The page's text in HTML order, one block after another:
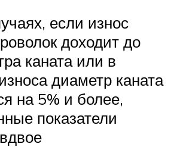
если износ
доходит до
каната или в
диаметр каната
на 5% и более,
показатели